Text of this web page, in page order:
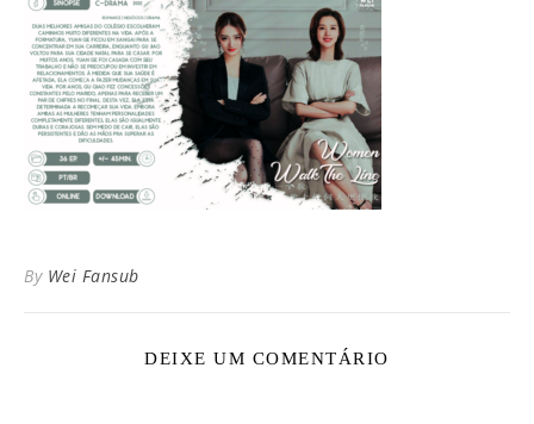
By Wei Fansub
DEIXE UM COMENTÁRIO